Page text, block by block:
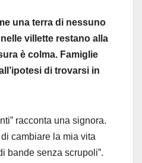
una terra di nessuno
villette restano alla
è colma. Famiglie
di trovarsi in
racconta una signora.
cambiare la mia vita
bande senza scrupoli”.